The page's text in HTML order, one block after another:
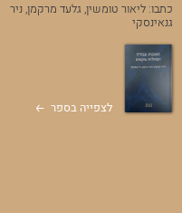
כתבו: ליאור טומשין, גלעד מרקמן, ניר
גנאינסקי
לצפייה בספר